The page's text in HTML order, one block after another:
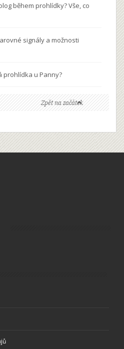
během prohlídky? Vše, co
signály a možnosti
prohlídka u Panny?
Zpět na začátek